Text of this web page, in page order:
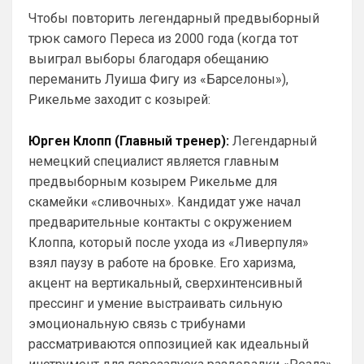
на предсезонные тренировочные сборы
лондонцев.
Чтобы повторить легендарный предвыборный
трюк самого Переса из 2000 года (когда тот
выиграл выборы благодаря обещанию
переманить Луиша Фигу из «Барселоны»),
Рикельме заходит с козырей:
Юрген Клопп (Главный тренер): Легендарный
немецкий специалист является главным
предвыборным козырем Рикельме для
скамейки «сливочных». Кандидат уже начал
предварительные контакты с окружением
Клоппа, который после ухода из «Ливерпуля»
взял паузу в работе на бровке. Его харизма,
акцент на вертикальный, сверхинтенсивный
прессинг и умение выстраивать сильную
эмоциональную связь с трибунами
рассматриваются оппозицией как идеальный
момента для «удара»
SkyNet• 00:50
Ответ для Аристократ
Думаешь нет ?)А я думаю он наблюдает,
выжидает, и ждет подходящего момента
для «удара»
Аристократ• 01:06
Ответ для SkyNet
Может для удава? ))
Ааа, Кибер это ты , я только щас догнал
про Скайнет )
блин узнаю наш старый добрый чат на
Челси)))
Britball• 01:50
Пацаны, будет время поставьте в